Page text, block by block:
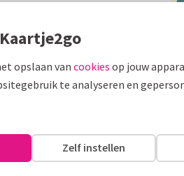
opslaan van cookies op jouw
te analyseren en
Zelf instellen